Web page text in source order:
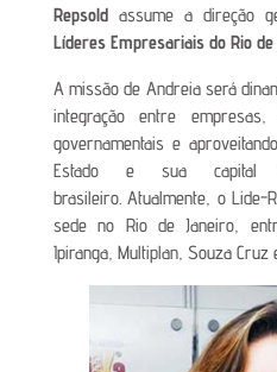
Repsoldassume a direção
Líderes Empresariais do Rio de
A missão de Andreia será
integração entre
governamentais e
Estado e sua capital
brasileiro. Atualmente, o Lide-
sede no Rio de Janeiro,
Ipiranga, Multiplan, Souza Cruz